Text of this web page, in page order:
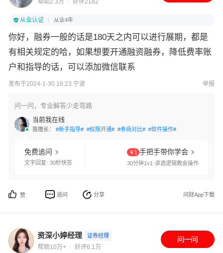
帮助2.3万 好评2182
从业认证 从业4年
你好，融券一般的话是180天之内可以进行展期，都是
有相关规定的哈，如果想要开通融资融券，降低费率账
户和指导的话，可以添加微信联系
发布于2024-1-30 16:23 宁波 举报
问一问，专业解答少走弯路
当前我在线
我擅长： #新手指导# #权限开通# #券商对比# #软件操作#
免费追问
文字回复· 30秒快答
￥1 手把手带你学会
30分钟1v1·讲透逻辑教会操作
赞 追问 分享 问财App下载
资深小婷经理 证券经理
帮助10万+ 好评6.1万